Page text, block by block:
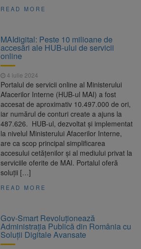
READ MORE
MAIdigital: Peste 10 milioane de
accesări ale HUB-ului de servicii
online
4 iulie 2024
Portalul de servicii online al Ministerului
Afacerilor Interne (HUB-ul MAI) a fost
accesat de aproximativ 10.497.000 de ori,
iar numărul de conturi create a ajuns la
487.626. HUB-ul, dezvoltat și implementat
la nivelul Ministerului Afacerilor Interne,
are ca scop principal simplificarea
accesului cetățenilor și al mediului privat la
serviciile oferite de MAI. Portalul oferă
soluții […]
READ MORE
Gov-Smart Revoluționează
Administrația Publică din România cu
Soluții Digitale Avansate